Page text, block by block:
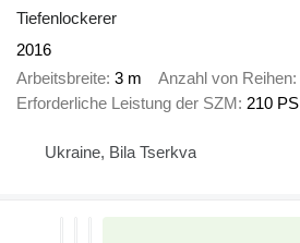
Tiefenlockerer
2016
Arbeitsbreite 3 m Anzahl von Reihen
Erforderliche Leistung der SZM 210 PS
Ukraine, Bila Tserkva